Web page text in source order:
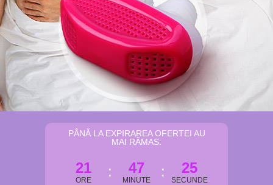
PÂNĂ LA EXPIRAREA OFERTEI AU
MAI RĂMAS:
21
ORE
47
MINUTE
24
SECUNDE